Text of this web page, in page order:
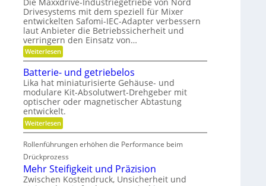
e
n
n
e
n
l
l
a
g
e
r
i
t
i
o
n
i
e
e
n
i
s
l
a
u
f
w
i
s
c
h
a
f
t
i
n
e
r
K
Drivesystems mit dem speziell für Mixer
entwickelten Safomi-IEC-Adapter verbessern
laut Anbieter die Betriebssicherheit und
verringern den Einsatz von…
Weiterlesen:
L
n
g
e
r
e
B
e
t
r
e
b
s
Batterie- und getriebelos
Lika hat miniaturisierte Gehäuse- und
modulare Kit-Absolutwert-Drehgeber mit
optischer oder magnetischer Abtastung
entwickelt.
Weiterlesen:
B
t
t
r
Rollenführungen erhöhen die Performance beim
Drückprozess
Mehr Steifigkeit und Präzision
Zwischen Kostendruck, Unsicherheit und